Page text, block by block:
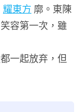
耀東方 廓。東陳
容第一次，雖
一起放弃，但